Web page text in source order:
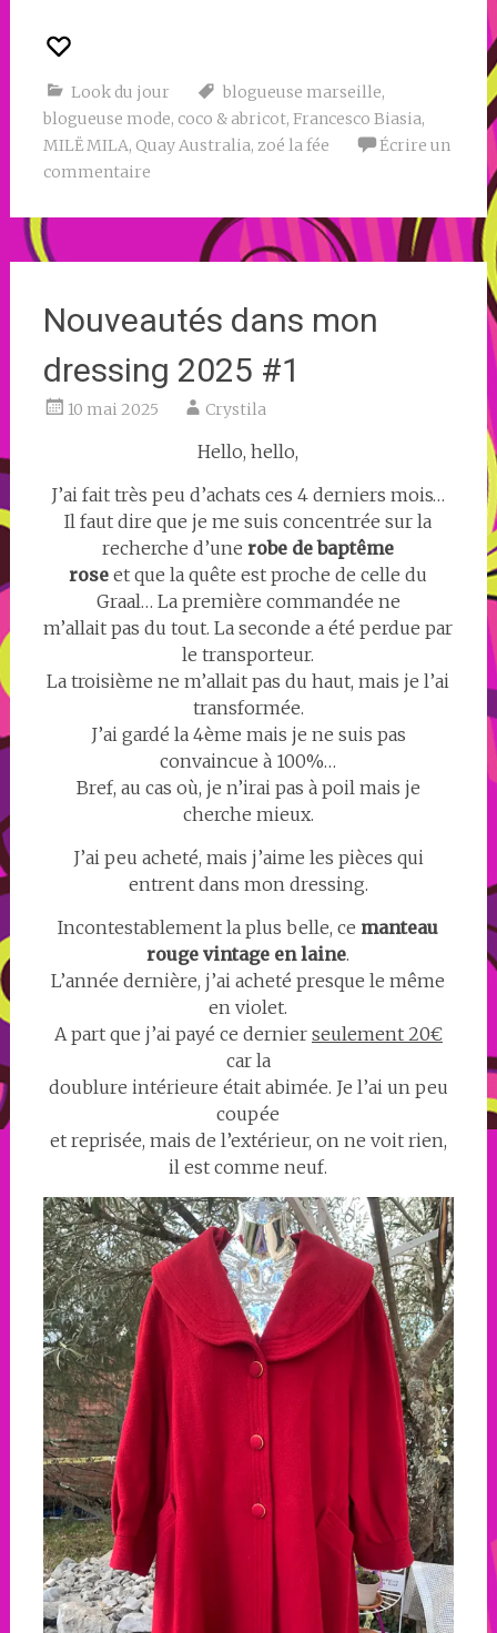
Look du jour blogueuse marseille,
blogueuse mode, coco & abricot, Francesco Biasia,
MILË MILA, Quay Australia, zoé la fée
Écrire un
commentaire
Nouveautés dans mon
dressing 2025 #1
10 mai 2025 Crystila
Hello, hello,
J’ai fait très peu d’achats ces 4 derniers mois…
Il faut dire que je me suis concentrée sur la
recherche d’unerobe de baptême
rose et que la quête est proche de celle du
Graal… La première commandée ne
m’allait pas du tout. La seconde a été perdue par
le transporteur.
La troisième ne m’allait pas du haut, mais je l’ai
transformée.
J’ai gardé la 4ème mais je ne suis pas
convaincue à 100%…
Bref, au cas où, je n’irai pas à poil mais je
cherche mieux.
J’ai peu acheté, mais j’aime les pièces qui
entrent dans mon dressing.
Incontestablement la plus belle, ce manteau
rouge vintage en laine.
L’année dernière, j’ai acheté presque le même
en violet.
A part que j’ai payé ce dernier seulement 20€
car la
doublure intérieure était abimée. Je l’ai un peu
coupée
et reprisée, mais de l’extérieur, on ne voit rien,
il est comme neuf.